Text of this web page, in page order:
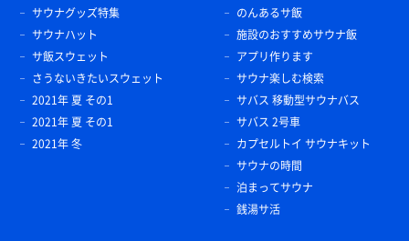
サウナグッズ特集
サウナハット
サ飯スウェット
さうないきたいスウェット
2021年 夏 その1
2021年 夏 その1
2021年 冬
のんあるサ飯
施設のおすすめサウナ飯
アプリ作ります
サウナ楽しむ検索
サバス 移動型サウナバス
サバス 2号車
カプセルトイ サウナキット
サウナの時間
泊まってサウナ
銭湯サ活